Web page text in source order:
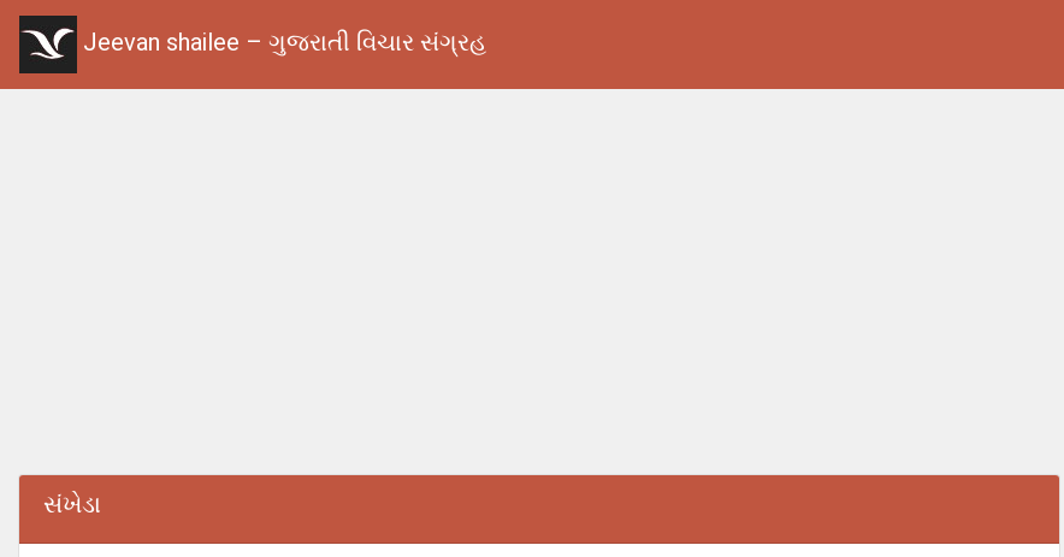
Jeevan shailee – ગુજરાતી વિચાર સંગ્રહ
સંખેડા